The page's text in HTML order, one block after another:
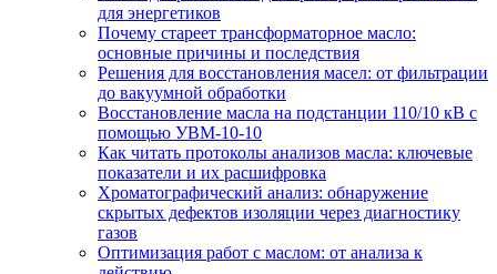
для энергетиков
Почему стареет трансформаторное масло:
основные причины и последствия
Решения для восстановления масел: от фильтрации
до вакуумной обработки
Восстановление масла на подстанции 110/10 кВ с
помощью УВМ-10-10
Как читать протоколы анализов масла: ключевые
показатели и их расшифровка
Хроматографический анализ: обнаружение
скрытых дефектов изоляции через диагностику
газов
Оптимизация работ с маслом: от анализа к